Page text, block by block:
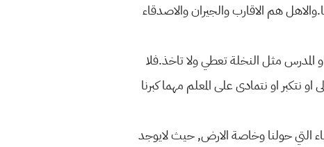
هم الاقارب والجيران والاصدقاء
المدرس مثل النخلة تعطي ولا تاخذ.فلا
نتكبر او نتمادى على المعلم مهما كبرنا
التي حولنا وخاصة الارض, حيث لايوجد